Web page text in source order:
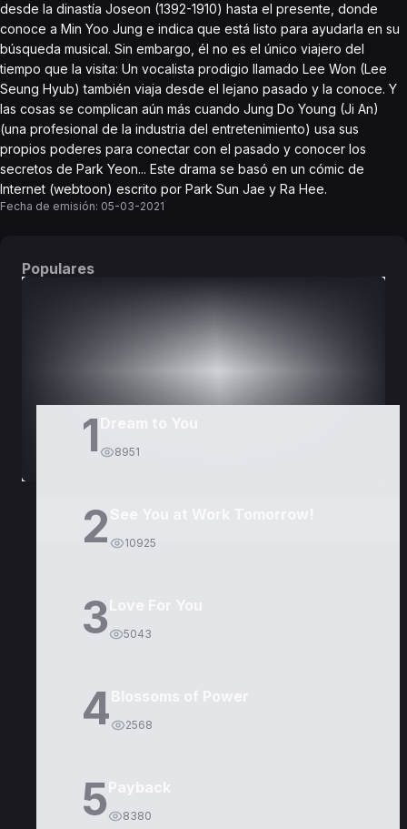
desde la dinastía Joseon (1392-1910) hasta el presente, donde
conoce a Min Yoo Jung e indica que está listo para ayudarla en su
búsqueda musical. Sin embargo, él no es el único viajero del
tiempo que la visita: Un vocalista prodigio llamado Lee Won (Lee
Seung Hyub) también viaja desde el lejano pasado y la conoce. Y
las cosas se complican aún más cuando Jung Do Young (Ji An)
(una profesional de la industria del entretenimiento) usa sus
propios poderes para conectar con el pasado y conocer los
secretos de Park Yeon... Este drama se basó en un cómic de
Internet (webtoon) escrito por Park Sun Jae y Ra Hee.
Fecha de emisión: 05-03-2021
Populares
1 8951
2 10925
3 5043
4 2568
5 8380